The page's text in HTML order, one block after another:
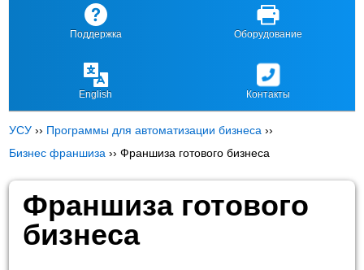
Поддержка Оборудование
English Контакты
УСУ ›› Программы для автоматизации бизнеса ››
Бизнес франшиза ››Франшиза готового бизнеса
Франшиза готового
бизнеса